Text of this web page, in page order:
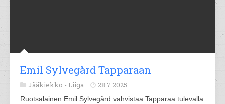
Emil Sylvegård Tapparaan
Jääkiekko - Liiga 28.7.2025
Ruotsalainen Emil Sylvegård vahvistaa Tapparaa tulevalla